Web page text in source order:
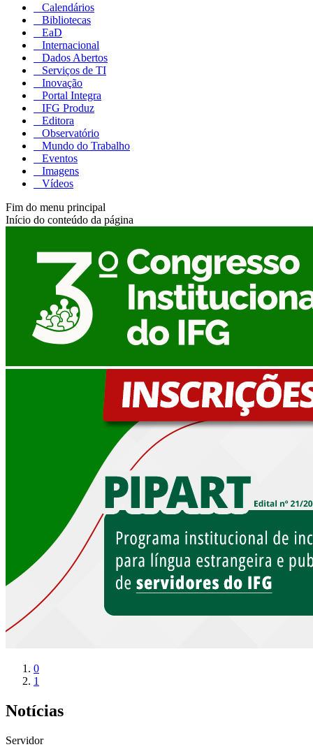
Calendários
Bibliotecas
EaD
Internacional
Dados Abertos
Serviços de TI
Inovação
Portal Integra
IFG Produz
Editora
Observatório
Mundo do Trabalho
Eventos
Imagens
Vídeos
Fim do menu principal
Início do conteúdo da página
0
1
Notícias
Servidor